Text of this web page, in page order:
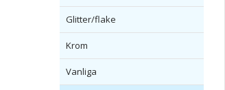
Glitter/flake
Krom
Vanliga